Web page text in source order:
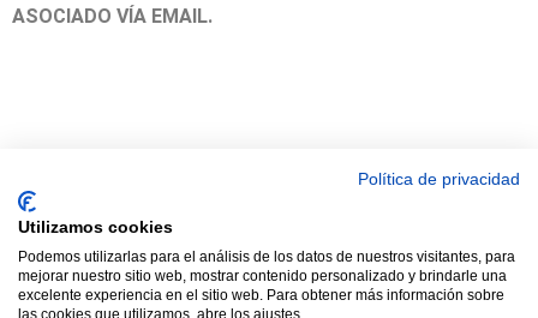
ASOCIADO VÍA EMAIL.
© 2021 TODOS LOS DERECHOS RESERVADOS ASTRACAN - Web
Política de privacidad
Utilizamos cookies
Podemos utilizarlas para el análisis de los datos de nuestros visitantes, para
mejorar nuestro sitio web, mostrar contenido personalizado y brindarle una
excelente experiencia en el sitio web. Para obtener más información sobre
las cookies que utilizamos, abre los ajustes.